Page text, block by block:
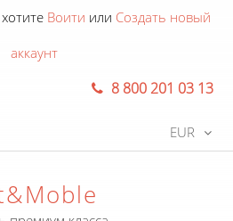
Воити или Создать новый
аккаунт
8 800 201 03 13
EUR